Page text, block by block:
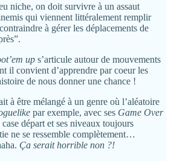
niche, on doit survivre à un assaut
qui viennent littéralement remplir
à gérer les déplacements de
up s’articule autour de mouvements
il convient d’apprendre par coeur les
de nous donner une chance !
à être mélangé à un genre où l’aléatoire
par exemple, avec ses Game Over
départ et ses niveaux toujours
ne se ressemble complètement…
Ça serait horrible non ?!